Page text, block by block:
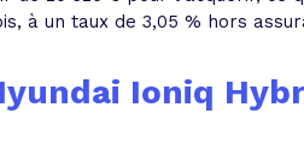
à un taux de 3,05 % hors
Ioniq